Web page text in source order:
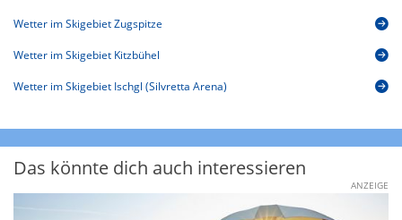
Wetter im Skigebiet Zugspitze
Wetter im Skigebiet Kitzbühel
Wetter im Skigebiet Ischgl (Silvretta Arena)
Das könnte dich auch interessieren
ANZEIGE